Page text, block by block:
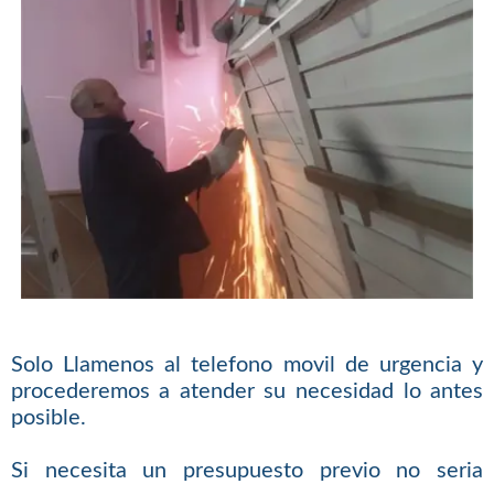
Solo Llamenos al telefono movil de urgencia y
procederemos a atender su necesidad lo antes
posible.
Si necesita un presupuesto previo no seria